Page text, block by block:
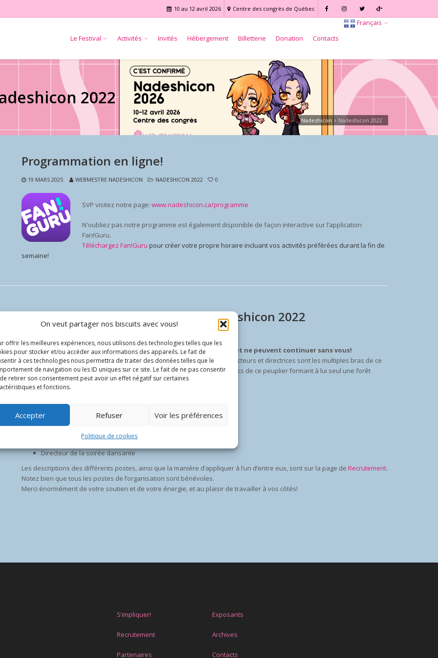
On veut partager nos biscuits avec vous!
offrir les meilleures expériences, nous utilisons des technologies telles que les
pour stocker et/ou accéder aux informations des appareils. Le fait de
à ces technologies nous permettra de traiter des données telles que le
de navigation ou les ID uniques sur ce site. Le fait de ne pas consentir
retirer son consentement peut avoir un effet négatif sur certaines
et fonctions.
Accepter Refuser Voir les préférences
Politique de cookies
10 au 12 avril 2026 Centre des congrès de Québec
Le Festival Activités Invités Hébergement Billetterie Donation Contacts
Français
2022
Nadeshicon > Nadeshicon 2022
Programmation en ligne!
19 MARS 2025 WEBMESTRE NADESHICON NADESHICON 2022 0
SVP visitez notre page: www.nadeshicon.ca/programme
N'oubliez pas notre programme est également disponible de façon interactive sur l’application
Fan!Guru.
Téléchargez Fan!Guru pour créer votre propre horaire incluant vos activités préférées durant la fin de
semaine!
Ouverture du recrutement pour Nadeshicon 2022
Les préparations en vue de l'édition 2022 du festival ont débuté, et ne peuvent continuer sans vous!
S’occupant chacun et chacune d’un aspect spécifique du Festival, les directeurs et directrices sont les multiples bras de ce
colosse qu’est une convention, les diverses têtes de cette hydre, les troncs de ce peuplier formant à lui seul une forêt
nommée Pando… Bref, sont des individus essentiels!
Les postes disponibles sont les suivants:
Directeur marketing et médias
Directeur des invités
Directeur de la Gaming Room
Directeur de la salle marchande
Directeur de la soirée dansante
Les descriptions des différents postes, ainsi que la manière d’appliquer à l’un d’entre eux, sont sur la page de Recrutement.
Notez bien que tous les postes de l’organisation sont bénévoles.
Merci énormément de votre soutien et de votre énergie, et au plaisir de travailler à vos côtés!
S’impliquer!
Recrutement
Partenaires
Exposants
Archives
Contacts